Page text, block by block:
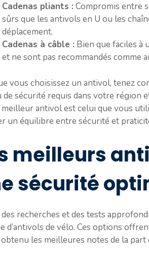
Cadenas pliants : Compromis entre
sûrs que les antivols en U ou les
déplacement.
Cadenas à câble : Bien que faciles à
et ne sont pas recommandés comme
vous choisissez un antivol, tenez
de sécurité requis dans votre région
antivol est celui que vous
un équilibre entre sécurité et
meilleurs
sécurité
recherches et des tests
d’antivols de vélo. Ces options
les meilleures notes de la part